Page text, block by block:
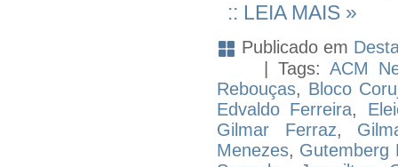
:: LEIA MAIS »
Publicado em
| Tags:ACM
Rebouças, Bloco
Edvaldo Ferreira,
Gilmar Ferraz,
Menezes, Gutemberg